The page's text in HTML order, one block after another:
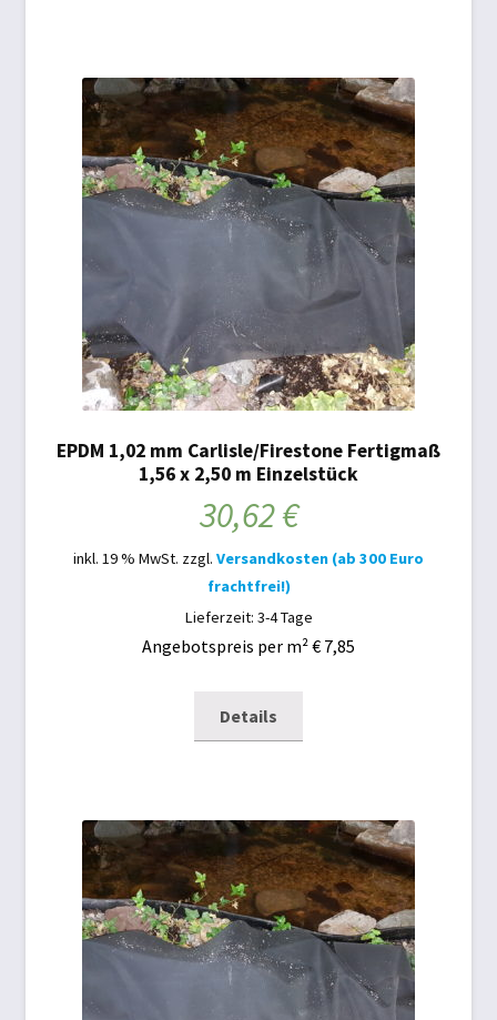
EPDM 1,02 mm Carlisle/Firestone Fertigmaß
1,56 x 2,50 m Einzelstück
30,62€
inkl. 19 % MwSt. zzgl. Versandkosten (ab 300 Euro
frachtfrei!)
Lieferzeit: 3-4 Tage
Angebotspreis per m² € 7,85
Details